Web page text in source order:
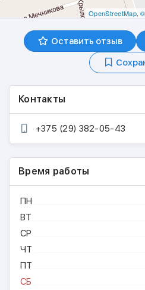
OpenStreetMap,
Оставить отзыв
Контакты
+375 (29) 382-05-43
Время работы
ПН
ВТ
СР
ЧТ
ПТ
СБ